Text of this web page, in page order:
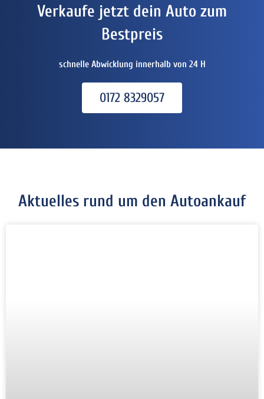
Verkaufe jetzt dein Auto zum
Bestpreis
schnelle Abwicklung innerhalb von 24 H
0172 8329057
Aktuelles rund um den Autoankauf